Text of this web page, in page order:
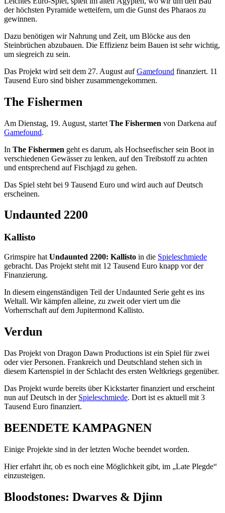
der höchsten Pyramide wetteifern, um die Gunst des Pharaos zu
gewinnen.
Dazu benötigen wir Nahrung und Zeit, um Blöcke aus den
Steinbrüchen abzubauen. Die Effizienz beim Bauen ist sehr wichtig,
um siegreich zu sein.
Das Projekt wird seit dem 27. August aufGamefound finanziert. 11
Tausend Euro sind bisher zusammengekommen.
The Fishermen
Am Dienstag, 19. August, startet The Fishermen von Darkena auf
Gamefound.
In The Fishermen geht es darum, als Hochseefischer sein Boot in
verschiedenen Gewässer zu lenken, auf den Treibstoff zu achten
und entsprechend auf Fischjagd zu gehen.
Das Spiel steht bei 9 Tausend Euro und wird auch auf Deutsch
erscheinen.
Undaunted 2200
Kallisto
Grimspire hat Undaunted 2200: Kallisto in die Spieleschmiede
gebracht. Das Projekt steht mit 12 Tausend Euro knapp vor der
Finanzierung.
In diesem eingenständigen Teil der Undaunted Serie geht es ins
Weltall. Wir kämpfen alleine, zu zweit oder viert um die
Vorherrschaft auf dem Jupitermond Kallisto.
Verdun
Das Projekt von Dragon Dawn Productions ist ein Spiel für zwei
oder vier Personen. Frankreich und Deutschland stehen sich in
diesem Kartenspiel in der Schlacht des ersten Weltkriegs gegenüber.
Das Projekt wurde bereits über Kickstarter finanziert und erscheint
nun auf Deutsch in der Spieleschmiede. Dort ist es aktuell mit 3
Tausend Euro finanziert.
BEENDETE KAMPAGNEN
Einige Projekte sind in der letzten Woche beendet worden.
Hier erfahrt ihr, ob es noch eine Möglichkeit gibt, im „Late Plegde“
einzusteigen.
Bloodstones: Dwarves & Djinn